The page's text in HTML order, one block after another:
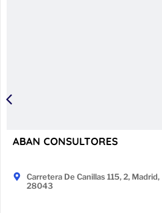
ABAN CONSULTORES
Carretera De Canillas 115, 2, Madrid,
28043